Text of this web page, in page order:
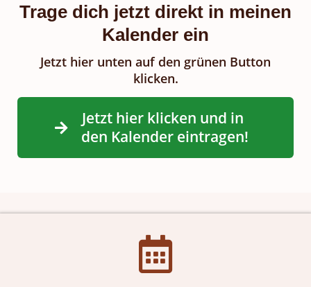
Trage dich jetzt direkt in meinen
Kalender ein
Jetzt hier unten auf den grünen Button
klicken.
Jetzt hier klicken und in
den Kalender eintragen!